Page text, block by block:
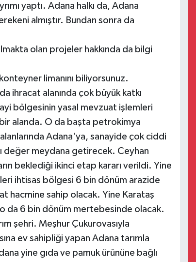
yaptı. Adana halkı da, Adana
almıştır. Bundan sonra da
olan projeler hakkında da bilgi
limanını biliyorsunuz.
ihracat alanında çok büyük katkı
bölgesinin yasal mevzuat işlemleri
alanda. O da başta petrokimya
Adana'ya, sanayide çok ciddi
değer meydana getirecek. Ceyhan
beklediği ikinci etap kararı verildi. Yine
ihtisas bölgesi 6 bin dönüm arazide
hacmine sahip olacak. Yine Karataş
da 6 bin dönüm mertebesinde olacak.
şehri. Meşhur Çukurovasıyla
ev sahipliği yapan Adana tarımla
yine gıda ve pamuk ürününe bağlı